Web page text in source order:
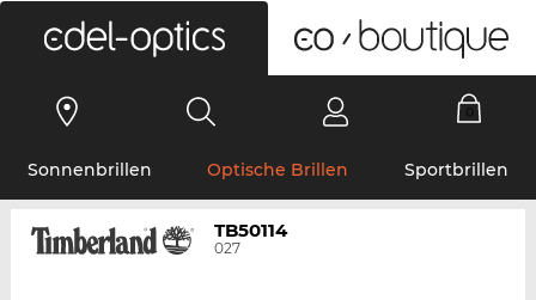
Sonnenbrillen Optische Brillen Sportbrillen
TB50114
027